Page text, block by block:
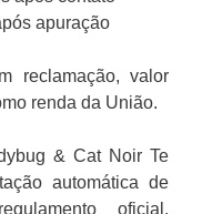
apuração
reclamação, valor
renda da União.
& Cat Noir Te
automática de
oficial,